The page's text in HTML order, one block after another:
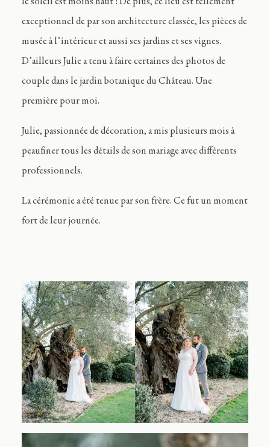
le soleil est moins haut ! De plus, ce lieu est tellement
exceptionnel de par son architecture classée, les pièces de
musée à l’intérieur et aussi ses jardins et ses vignes.
D’ailleurs Julie a tenu à faire certaines des photos de
couple dans le jardin botanique du Château. Une
première pour moi.
Julie, passionnée de décoration, a mis plusieurs mois à
peaufiner tous les détails de son mariage avec différents
professionnels.
La cérémonie a été tenue par son frère. Ce fut un moment
fort de leur journée.